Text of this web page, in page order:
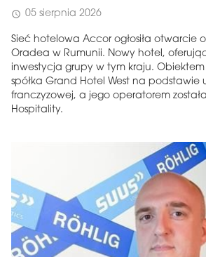
schedule 05 sierpnia 2026
Sieć hotelowa Accor ogłosiła otwarcie
Oradea w Rumunii. Nowy hotel,
inwestycja grupy w tym kraju.
spółka Grand Hotel West na podstawie
franczyzowej, a jego operatorem
Hospitality.